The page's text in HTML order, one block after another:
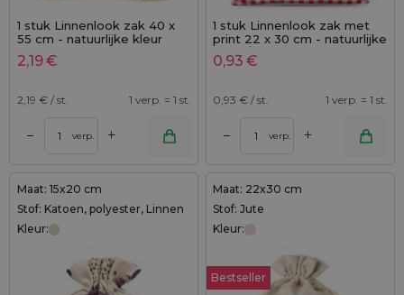
1 stuk Linnenlook zak 40 x
55 cm - natuurlijke kleur
2,19€
2,19 € / st. 1 verp. = 1 st.
– verp. +
1 stuk Linnenlook zak met
print 22 x 30 cm - natuurlijke
kleur / rood ruit
0,93 €
0,93 € / st. 1 verp. = 1 st.
– verp. +
Maat: 15x20 cm
Stof: Katoen, polyester, Linnen
Kleur:
Maat: 22x30 cm
Stof: Jute
Kleur:
Bestseller